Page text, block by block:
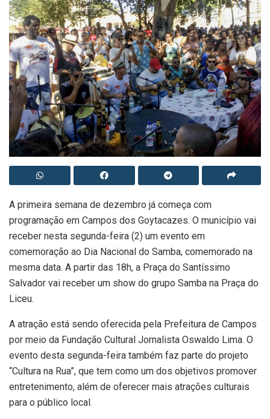
A primeira semana de dezembro já começa com
programação em Campos dos Goytacazes. O município vai
receber nesta segunda-feira (2) um evento em
comemoração ao Dia Nacional do Samba, comemorado na
mesma data. A partir das 18h, a Praça do Santíssimo
Salvador vai receber um show do grupo Samba na Praça do
Liceu.
A atração está sendo oferecida pela Prefeitura de Campos
por meio da Fundação Cultural Jornalista Oswaldo Lima. O
evento desta segunda-feira também faz parte do projeto
“Cultura na Rua”, que tem como um dos objetivos promover
entretenimento, além de oferecer mais atrações culturais
para o público local.